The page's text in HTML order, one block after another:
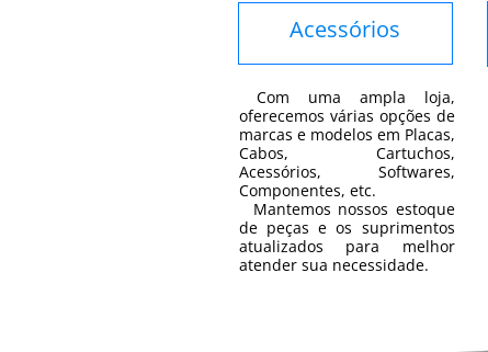
Acessórios
Com uma ampla loja,
oferecemos várias opções de
marcas e modelos em Placas,
Cabos, Cartuchos,
Acessórios, Softwares,
Componentes, etc.
Mantemos nossos estoque
de peças e os suprimentos
atualizados para melhor
atender sua necessidade.